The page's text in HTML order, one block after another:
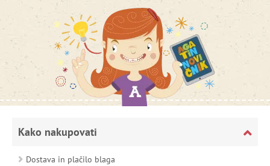
Kako nakupovati
Dostava in plačilo blaga